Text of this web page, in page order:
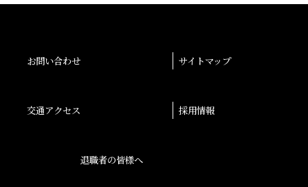
お問い合わせ サイトマップ
交通アクセス 採用情報
退職者の皆様へ